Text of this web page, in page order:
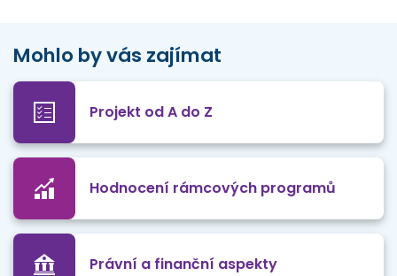
Mohlo by vás zajímat
Projekt od A do Z
Hodnocení rámcových programů
Právní a finanční aspekty